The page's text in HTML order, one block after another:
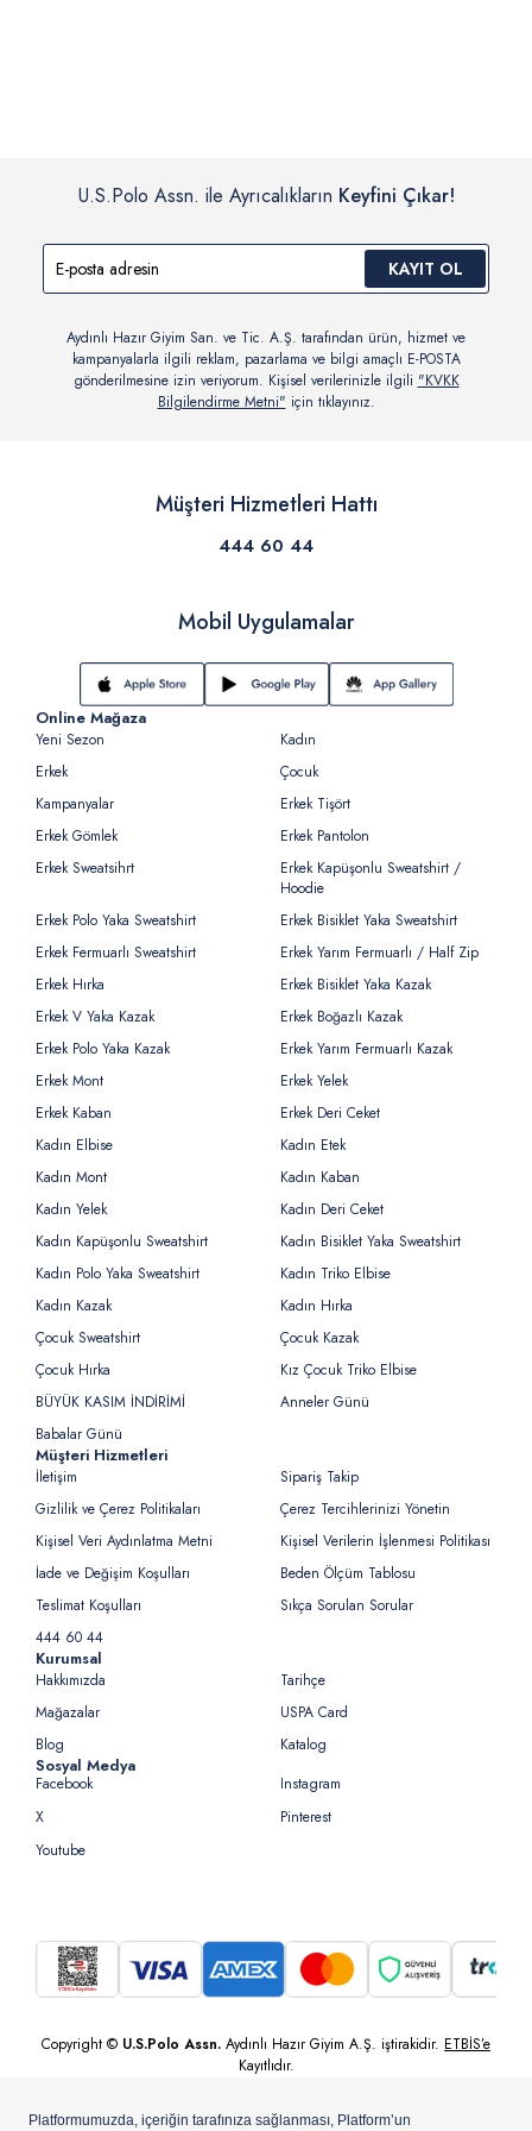
U.S.Polo Assn. ile Ayrıcalıkların Keyfini Çıkar!
KAYIT OL
Aydınlı Hazır Giyim San. ve Tic. A.Ş. tarafından ürün, hizmet ve
kampanyalarla ilgili reklam, pazarlama ve bilgi amaçlı E-POSTA
gönderilmesine izin veriyorum. Kişisel verilerinizle ilgili "KVKK
Bilgilendirme Metni" için tıklayınız.
Müşteri Hizmetleri Hattı
444 60 44
Mobil Uygulamalar
Online Mağaza
Yeni Sezon
Kadın
Erkek
Çocuk
Kampanyalar
Erkek Tişört
Erkek Gömlek
Erkek Pantolon
Erkek Sweatsihrt
Erkek Kapüşonlu Sweatshirt /
Hoodie
Erkek Polo Yaka Sweatshirt
Erkek Bisiklet Yaka Sweatshirt
Erkek Fermuarlı Sweatshirt
Erkek Yarım Fermuarlı / Half Zip
Erkek Hırka
Erkek Bisiklet Yaka Kazak
Erkek V Yaka Kazak
Erkek Boğazlı Kazak
Erkek Polo Yaka Kazak
Erkek Yarım Fermuarlı Kazak
Erkek Mont
Erkek Yelek
Erkek Kaban
Erkek Deri Ceket
Kadın Elbise
Kadın Etek
Kadın Mont
Kadın Kaban
Kadın Yelek
Kadın Deri Ceket
Kadın Kapüşonlu Sweatshirt
Kadın Bisiklet Yaka Sweatshirt
Kadın Polo Yaka Sweatshirt
Kadın Triko Elbise
Kadın Kazak
Kadın Hırka
Çocuk Sweatshirt
Çocuk Kazak
Çocuk Hırka
Kız Çocuk Triko Elbise
BÜYÜK KASIM İNDİRİMİ
Anneler Günü
Babalar Günü
Müşteri Hizmetleri
İletişim
Sipariş Takip
Gizlilik ve Çerez Politikaları
Çerez Tercihlerinizi Yönetin
Kişisel Veri Aydınlatma Metni
Kişisel Verilerin İşlenmesi Politikası
İade ve Değişim Koşulları
Beden Ölçüm Tablosu
Teslimat Koşulları
Sıkça Sorulan Sorular
444 60 44
Kurumsal
Hakkımızda
Tarihçe
Mağazalar
USPA Card
Blog
Katalog
Sosyal Medya
Facebook
Instagram
X
Pinterest
Youtube
Copyright © U.S.Polo Assn. Aydınlı Hazır Giyim A.Ş. iştirakidir. ETBİS’e
Kayıtlıdır.